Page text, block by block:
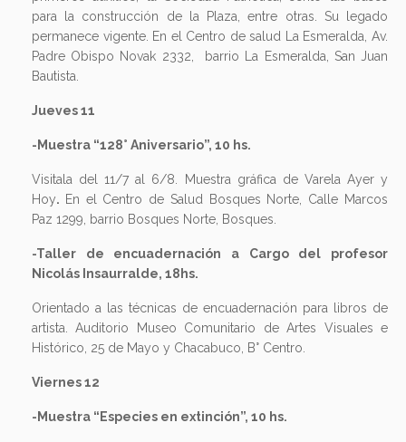
para la construcción de la Plaza, entre otras. Su legado
permanece vigente. En el Centro de salud La Esmeralda, Av.
Padre Obispo Novak 2332, barrio La Esmeralda, San Juan
Bautista.
Jueves 11
-Muestra “128° Aniversario”, 10 hs.
Visitala del 11/7 al 6/8. Muestra gráfica de Varela Ayer y
Hoy. En el Centro de Salud Bosques Norte, Calle Marcos
Paz 1299, barrio Bosques Norte, Bosques.
-Taller de encuadernación a Cargo del profesor
Nicolás Insaurralde, 18hs.
Orientado a las técnicas de encuadernación para libros de
artista. Auditorio Museo Comunitario de Artes Visuales e
Histórico, 25 de Mayo y Chacabuco, B° Centro.
Viernes 12
-Muestra “Especies en extinción”, 10 hs.